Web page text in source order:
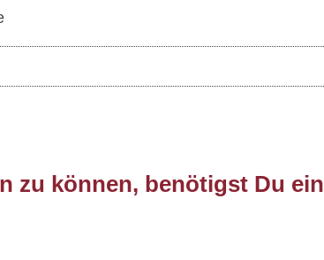
zu können, benötigst Du ein